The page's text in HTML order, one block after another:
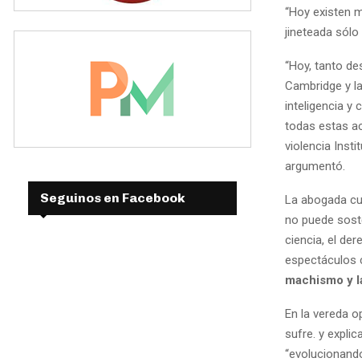
“Hoy existen
jineteada sólo
“Hoy, tanto
Cambridge y
inteligencia y
todas estas
violencia
argumentó.
La abogada
no puede
ciencia, el
espectáculos
machismo y
En la vereda
sufre. y
Seguinos en Facebook